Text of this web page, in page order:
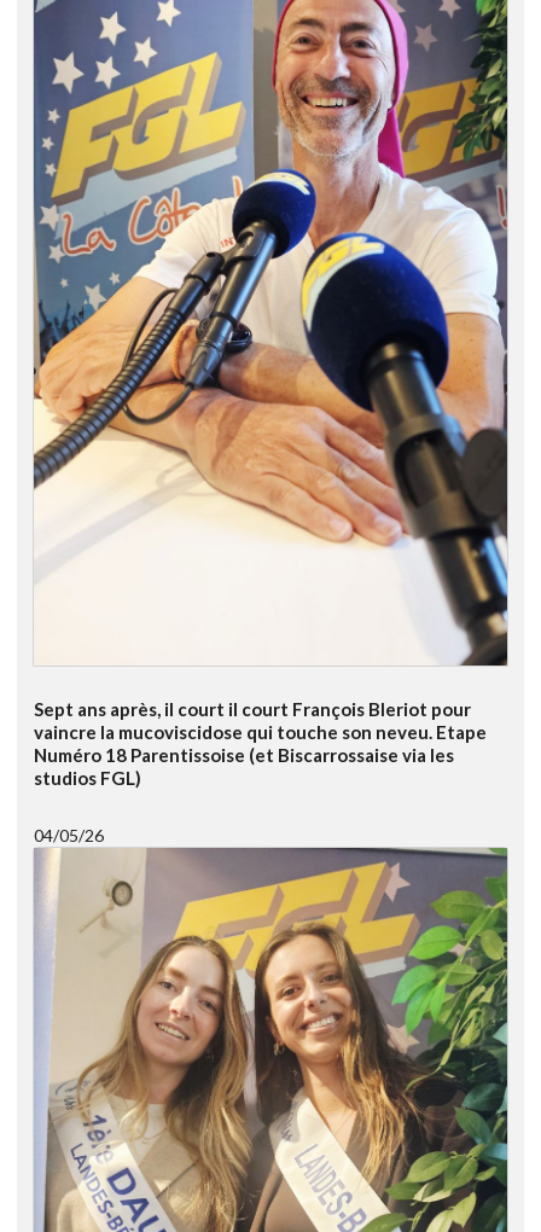
Sept ans après, il court il court François Bleriot pour
vaincre la mucoviscidose qui touche son neveu. Etape
Numéro 18 Parentissoise (et Biscarrossaise via les
studios FGL)
04/05/26